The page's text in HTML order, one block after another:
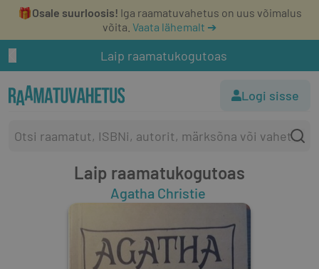
🎁Osale suurloosis! Iga raamatuvahetus on uus võimalus
võita. Vaata lähemalt ➔
Laip raamatukogutoas
Logi sisse
Laip raamatukogutoas
Agatha Christie